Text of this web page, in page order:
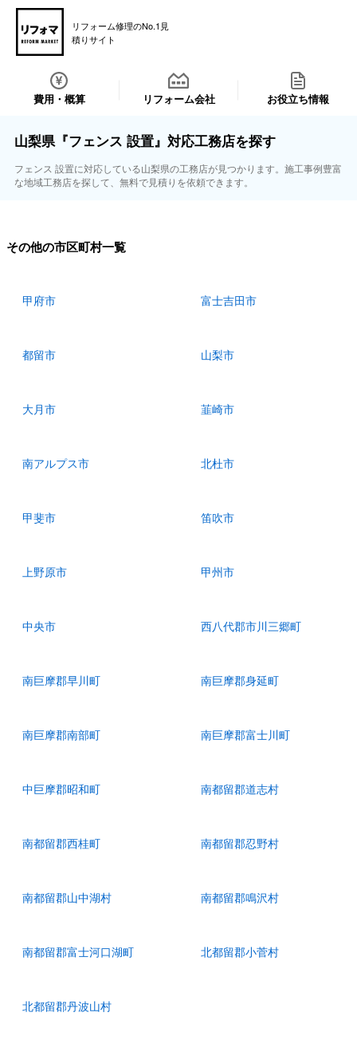
リフォーム修理のNo.1見
積りサイト
費用・概算 リフォーム会社 お役立ち情報
山梨県『フェンス 設置』対応工務店を探す
フェンス 設置に対応している山梨県の工務店が見つかります。施工事例豊富
な地域工務店を探して、無料で見積りを依頼できます。
その他の市区町村一覧
甲府市 富士吉田市
都留市 山梨市
大月市 韮崎市
南アルプス市 北杜市
甲斐市 笛吹市
上野原市 甲州市
中央市 西八代郡市川三郷町
南巨摩郡早川町 南巨摩郡身延町
南巨摩郡南部町 南巨摩郡富士川町
中巨摩郡昭和町 南都留郡道志村
南都留郡西桂町 南都留郡忍野村
南都留郡山中湖村 南都留郡鳴沢村
南都留郡富士河口湖町 北都留郡小菅村
北都留郡丹波山村